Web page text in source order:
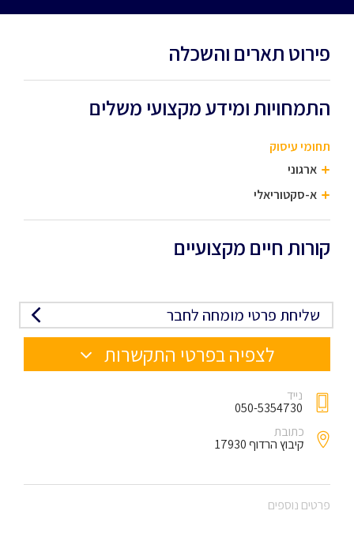
פירוט תארים והשכלה
התמחויות ומידע מקצועי משלים
תחומי עיסוק
ארגוני
א-סקטוריאלי
קורות חיים מקצועיים
שליחת פרטי מומחה לחבר
לצפיה בפרטי התקשרות
נייד
050-5354730
כתובת
קיבוץ הרדוף 17930
פרטים נוספים